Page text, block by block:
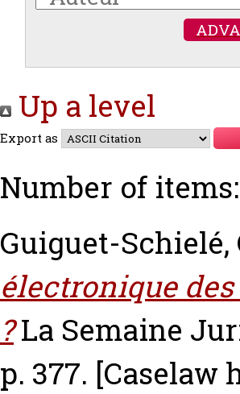
Up a level
Export as
Number of items:
Guiguet-
électronique
? La Semaine
p. 377. [Caselaw